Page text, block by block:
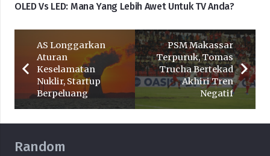
OLED Vs LED: Mana Yang Lebih Awet Untuk TV Anda?
AS Longgarkan
Aturan
Keselamatan
Nuklir, Startup
Berpeluang
PSM Makassar
Terpuruk, Tomas
Trucha Bertekad
Akhiri Tren
Negatif
Random